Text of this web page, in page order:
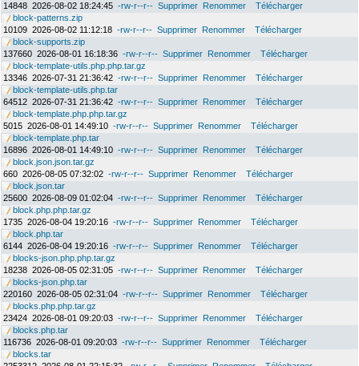
14848 2026-08-02 18:24:45 -rw-r--r-- Supprimer Renommer
Télécharger
block-patterns.zip
10109 2026-08-02 11:12:18 -rw-r--r-- Supprimer Renommer
Télécharger
block-supports.zip
137660 2026-08-01 16:18:36 -rw-r--r-- Supprimer Renommer
Télécharger
block-template-utils.php.php.tar.gz
13346 2026-07-31 21:36:42 -rw-r--r-- Supprimer Renommer
Télécharger
block-template-utils.php.tar
64512 2026-07-31 21:36:42 -rw-r--r-- Supprimer Renommer
Télécharger
block-template.php.php.tar.gz
5015 2026-08-01 14:49:10 -rw-r--r-- Supprimer Renommer
Télécharger
block-template.php.tar
16896 2026-08-01 14:49:10 -rw-r--r-- Supprimer Renommer
Télécharger
block.json.json.tar.gz
660 2026-08-05 07:32:02 -rw-r--r-- Supprimer Renommer
Télécharger
block.json.tar
25600 2026-08-09 01:02:04 -rw-r--r-- Supprimer Renommer
Télécharger
block.php.php.tar.gz
1735 2026-08-04 19:20:16 -rw-r--r-- Supprimer Renommer
Télécharger
block.php.tar
6144 2026-08-04 19:20:16 -rw-r--r-- Supprimer Renommer
Télécharger
blocks-json.php.php.tar.gz
18238 2026-08-05 02:31:05 -rw-r--r-- Supprimer Renommer
Télécharger
blocks-json.php.tar
220160 2026-08-05 02:31:04 -rw-r--r-- Supprimer Renommer
Télécharger
blocks.php.php.tar.gz
23424 2026-08-01 09:20:03 -rw-r--r-- Supprimer Renommer
Télécharger
blocks.php.tar
116736 2026-08-01 09:20:03 -rw-r--r-- Supprimer Renommer
Télécharger
blocks.tar